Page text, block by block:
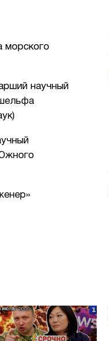
морского
научный